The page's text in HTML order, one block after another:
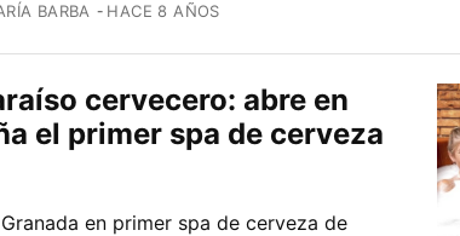
BARBA HACE 8 AÑOS
cervecero: abre en
el primer spa de cerveza
en primer spa de cerveza de